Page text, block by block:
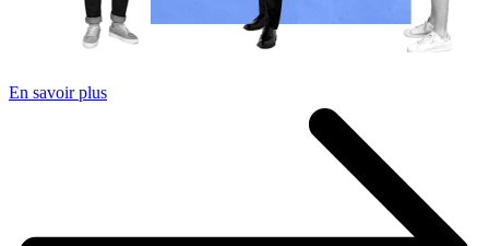
En savoir plus